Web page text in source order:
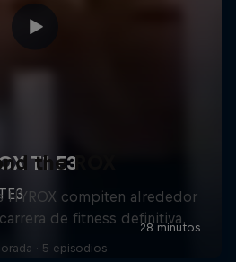
the ROX
HYROX compiten alrededor
de fitness definitiva.
· 5 episodios